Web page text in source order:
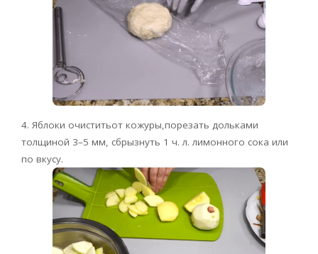
4. Яблоки очиститьот кожуры,порезать дольками
толщиной 3–5 мм, сбрызнуть 1 ч. л. лимонного сока или
по вкусу.